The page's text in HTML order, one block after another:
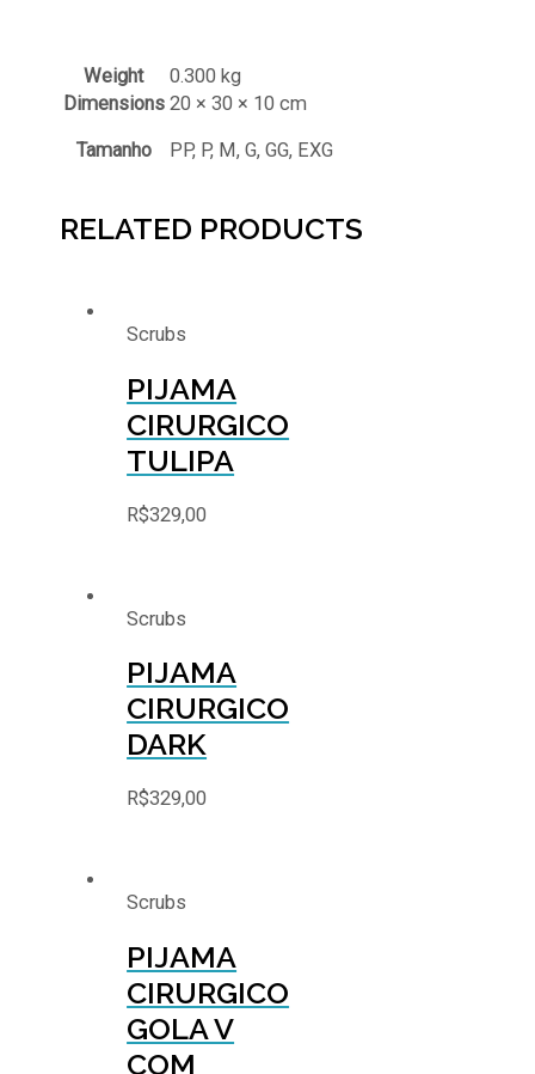
Weight
0.300 kg
Dimensions 20 × 30 × 10 cm
Tamanho PP, P, M, G, GG, EXG
RELATED PRODUCTS
Scrubs
PIJAMA
CIRURGICO
TULIPA
R$329,00
Scrubs
PIJAMA
CIRURGICO
DARK
R$329,00
Scrubs
PIJAMA
CIRURGICO
GOLA V
COM